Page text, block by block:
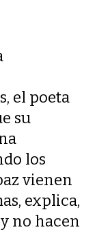
el poeta
su
los
vienen
explica,
no hacen